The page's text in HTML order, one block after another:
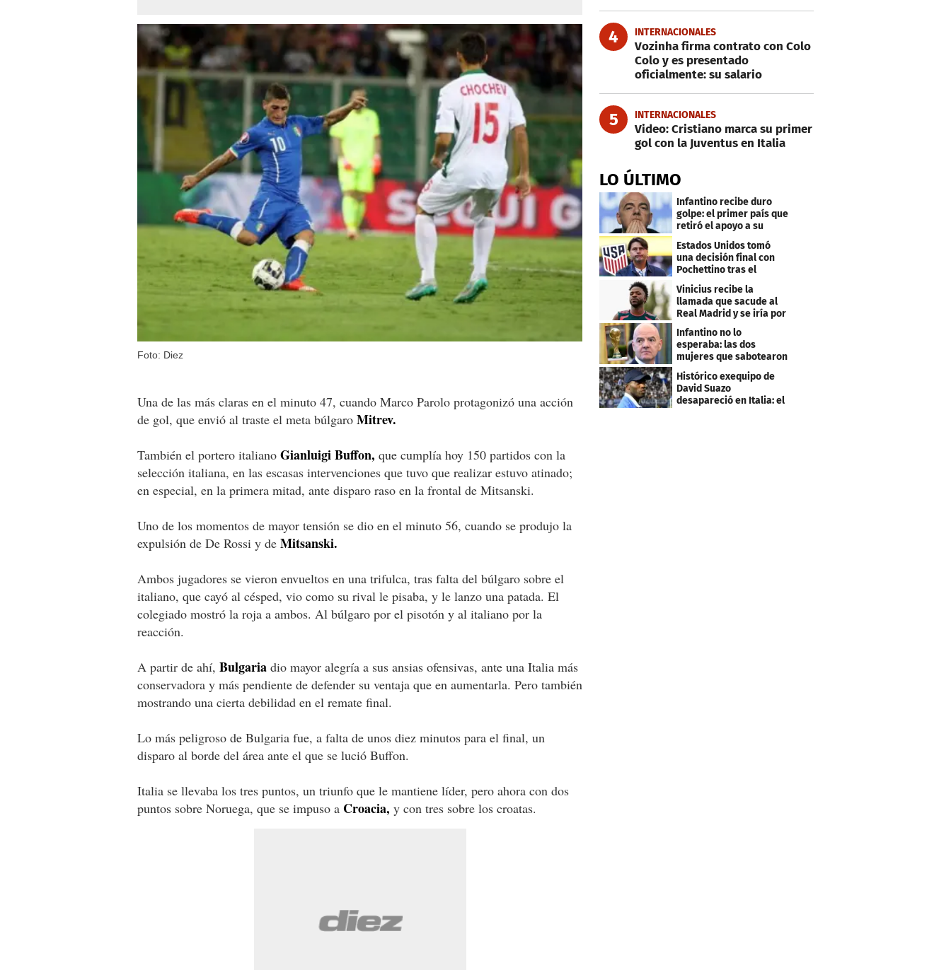
Foto: Diez
Una de las más claras en el minuto 47, cuando Marco Parolo protagonizó una acción
de gol, que envió al traste el meta búlgaro Mitrev.
También el portero italiano Gianluigi Buffon, que cumplía hoy 150 partidos con la
selección italiana, en las escasas intervenciones que tuvo que realizar estuvo atinado;
en especial, en la primera mitad, ante disparo raso en la frontal de Mitsanski.
Uno de los momentos de mayor tensión se dio en el minuto 56, cuando se produjo la
expulsión de De Rossi y de Mitsanski.
Ambos jugadores se vieron envueltos en una trifulca, tras falta del búlgaro sobre el
italiano, que cayó al césped, vio como su rival le pisaba, y le lanzo una patada. El
colegiado mostró la roja a ambos. Al búlgaro por el pisotón y al italiano por la
reacción.
A partir de ahí, Bulgaria dio mayor alegría a sus ansias ofensivas, ante una Italia más
conservadora y más pendiente de defender su ventaja que en aumentarla. Pero también
mostrando una cierta debilidad en el remate final.
Lo más peligroso de Bulgaria fue, a falta de unos diez minutos para el final, un
disparo al borde del área ante el que se lució Buffon.
Italia se llevaba los tres puntos, un triunfo que le mantiene líder, pero ahora con dos
puntos sobre Noruega, que se impuso a Croacia, y con tres sobre los croatas.
4 INTERNACIONALES
Vozinha firma contrato con Colo
Colo y es presentado
oficialmente: su salario
5 INTERNACIONALES
Video: Cristiano marca su primer
gol con la Juventus en Italia
LO ÚLTIMO
Infantino recibe duro
golpe: el primer país que
retiró el apoyo a su
Estados Unidos tomó
una decisión final con
Pochettino tras el
Mundial
Vinicius recibe la
llamada que sacude al
Real Madrid y se iría por
este salario
Infantino no lo
esperaba: las dos
mujeres que sabotearon
sus planes con el
Mundial
Histórico exequipo de
David Suazo
desapareció en Italia: el